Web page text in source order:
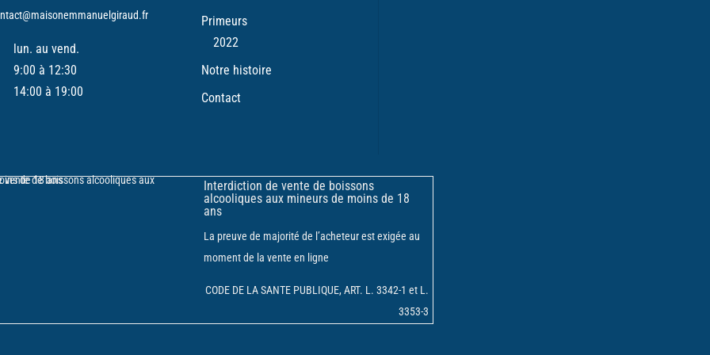
lun. au vend.
9:00 à 12:30
14:00 à 19:00
Primeurs
2022
Notre histoire
Contact
Interdiction de vente de boissons
alcooliques aux mineurs de moins de 18
ans
La preuve de majorité de l’acheteur est exigée au
moment de la vente en ligne
CODE DE LA SANTE PUBLIQUE, ART. L. 3342-1 et L.
3353-3